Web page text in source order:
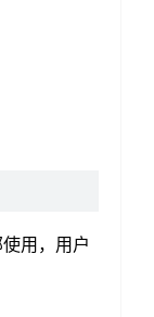
用，用户